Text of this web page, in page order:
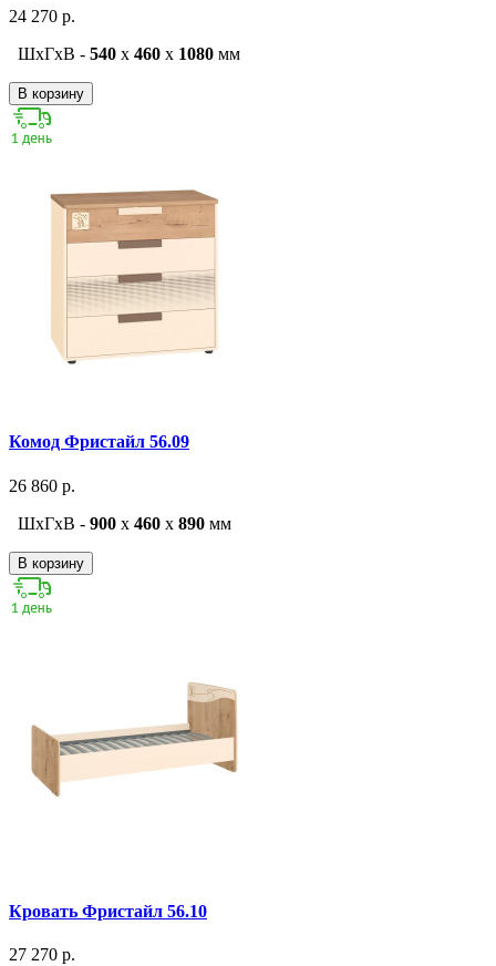
24 270 р.
ШxГxВ - 540 x 460 x 1080 мм
В корзину
Комод Фристайл 56.09
26 860 р.
ШxГxВ - 900 x 460 x 890 мм
В корзину
Кровать Фристайл 56.10
27 270 р.